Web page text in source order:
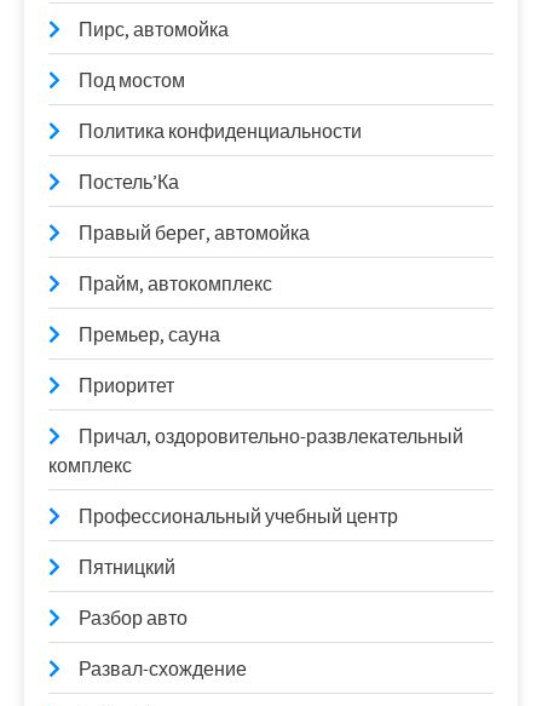
Пирс, автомойка
Под мостом
Политика конфиденциальности
Постель’Ка
Правый берег, автомойка
Прайм, автокомплекс
Премьер, сауна
Приоритет
Причал, оздоровительно-развлекательный
комплекс
Профессиональный учебный центр
Пятницкий
Разбор авто
Развал-схождение